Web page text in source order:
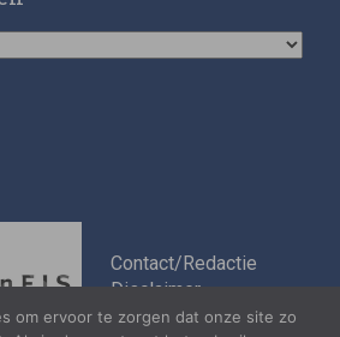
Internship – Responsible
Contact/Redactie
Disclaimer
Algemene
om ervoor te zorgen dat onze site zo